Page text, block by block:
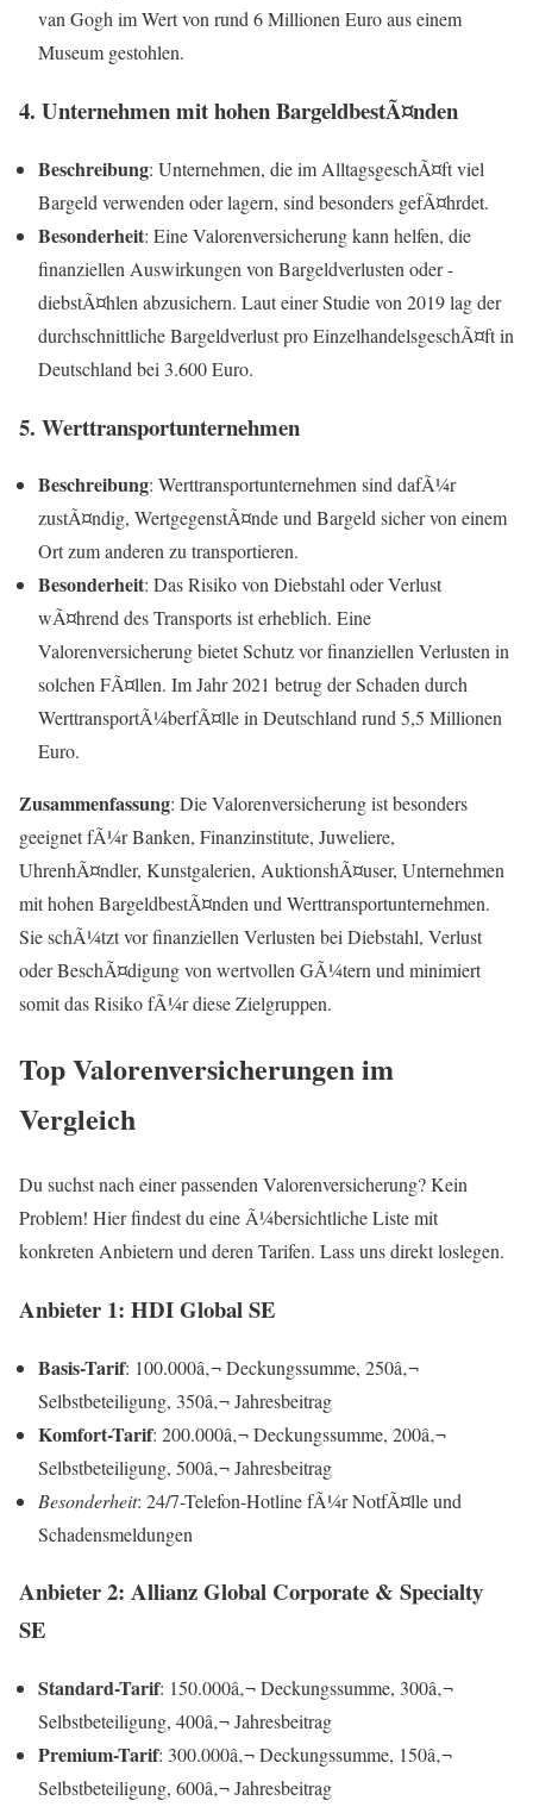
van Gogh im Wert von rund 6 Millionen Euro aus einem
Museum gestohlen.
4. Unternehmen mit hohen BargeldbestÃ¤nden
Beschreibung: Unternehmen, die im AlltagsgeschÃ¤ft viel
Bargeld verwenden oder lagern, sind besonders gefÃ¤hrdet.
Besonderheit: Eine Valorenversicherung kann helfen, die
finanziellen Auswirkungen von Bargeldverlusten oder -
diebstÃ¤hlen abzusichern. Laut einer Studie von 2019 lag der
durchschnittliche Bargeldverlust pro EinzelhandelsgeschÃ¤ft in
Deutschland bei 3.600 Euro.
5. Werttransportunternehmen
Beschreibung: Werttransportunternehmen sind dafÃ¼r
zustÃ¤ndig, WertgegenstÃ¤nde und Bargeld sicher von einem
Ort zum anderen zu transportieren.
Besonderheit: Das Risiko von Diebstahl oder Verlust
wÃ¤hrend des Transports ist erheblich. Eine
Valorenversicherung bietet Schutz vor finanziellen Verlusten in
solchen FÃ¤llen. Im Jahr 2021 betrug der Schaden durch
WerttransportÃ¼berfÃ¤lle in Deutschland rund 5,5 Millionen
Euro.
Zusammenfassung: Die Valorenversicherung ist besonders
geeignet fÃ¼r Banken, Finanzinstitute, Juweliere,
UhrenhÃ¤ndler, Kunstgalerien, AuktionshÃ¤user, Unternehmen
mit hohen BargeldbestÃ¤nden und Werttransportunternehmen.
Sie schÃ¼tzt vor finanziellen Verlusten bei Diebstahl, Verlust
oder BeschÃ¤digung von wertvollen GÃ¼tern und minimiert
somit das Risiko fÃ¼r diese Zielgruppen.
Top Valorenversicherungen im
Vergleich
Du suchst nach einer passenden Valorenversicherung? Kein
Problem! Hier findest du eine Ã¼bersichtliche Liste mit
konkreten Anbietern und deren Tarifen. Lass uns direkt loslegen.
Anbieter 1: HDI Global SE
Basis-Tarif: 100.000â‚¬ Deckungssumme, 250â‚¬
Selbstbeteiligung, 350â‚¬ Jahresbeitrag
Komfort-Tarif: 200.000â‚¬ Deckungssumme, 200â‚¬
Selbstbeteiligung, 500â‚¬ Jahresbeitrag
Besonderheit: 24/7-Telefon-Hotline fÃ¼r NotfÃ¤lle und
Schadensmeldungen
Anbieter 2: Allianz Global Corporate & Specialty
SE
Standard-Tarif: 150.000â‚¬ Deckungssumme, 300â‚¬
Selbstbeteiligung, 400â‚¬ Jahresbeitrag
Premium-Tarif: 300.000â‚¬ Deckungssumme, 150â‚¬
Selbstbeteiligung, 600â‚¬ Jahresbeitrag